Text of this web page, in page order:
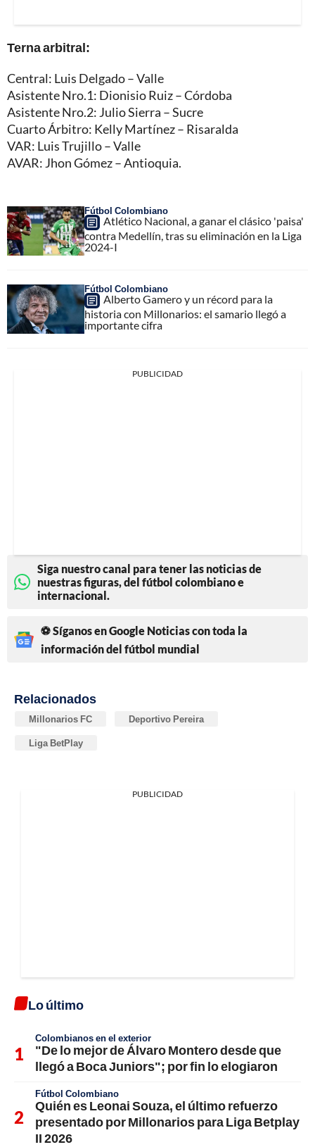
Terna arbitral:
Central: Luis Delgado – Valle
Asistente Nro.1: Dionisio Ruiz – Córdoba
Asistente Nro.2: Julio Sierra – Sucre
Cuarto Árbitro: Kelly Martínez – Risaralda
VAR: Luis Trujillo – Valle
AVAR: Jhon Gómez – Antioquia.
Fútbol Colombiano
Atlético Nacional, a ganar el clásico 'paisa'
contra Medellín, tras su eliminación en la Liga
2024-I
Fútbol Colombiano
Alberto Gamero y un récord para la
historia con Millonarios: el samario llegó a
importante cifra
PUBLICIDAD
Siga nuestro canal para tener las noticias de
nuestras figuras, del fútbol colombiano e
internacional.
⚽ Síganos en Google Noticias con toda la
información del fútbol mundial
Relacionados
Millonarios FC Deportivo Pereira
Liga BetPlay
PUBLICIDAD
Lo último
Colombianos en el exterior
"De lo mejor de Álvaro Montero desde que
llegó a Boca Juniors"; por fin lo elogiaron
Fútbol Colombiano
Quién es Leonai Souza, el último refuerzo
presentado por Millonarios para Liga Betplay
II 2026